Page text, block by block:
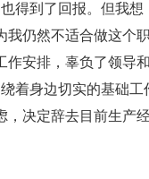
得到了回报。但我
我仍然不适合做这个
作安排，辜负了领导
着身边切实的基础
决定辞去目前生产